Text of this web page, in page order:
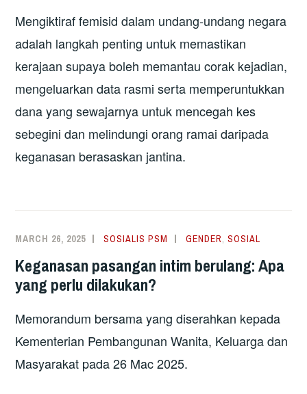
Mengiktiraf femisid dalam undang-undang negara
adalah langkah penting untuk memastikan
kerajaan supaya boleh memantau corak kejadian,
mengeluarkan data rasmi serta memperuntukkan
dana yang sewajarnya untuk mencegah kes
sebegini dan melindungi orang ramai daripada
keganasan berasaskan jantina.
MARCH 26, 2025 SOSIALIS PSM GENDER,SOSIAL
Keganasan pasangan intim berulang: Apa
yang perlu dilakukan?
Memorandum bersama yang diserahkan kepada
Kementerian Pembangunan Wanita, Keluarga dan
Masyarakat pada 26 Mac 2025.